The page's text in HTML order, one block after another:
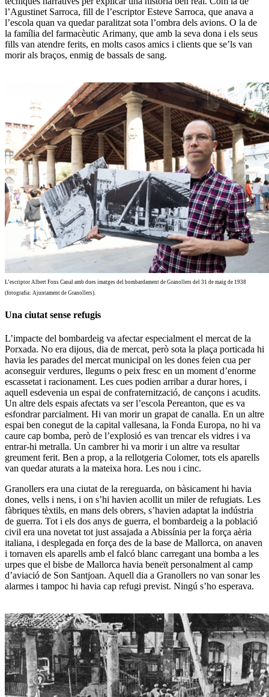
l’Agustinet Sarroca, fill de l’escriptorEsteve Sarroca, que anava a
l’escola quan va quedar paralitzat sota l’ombra dels avions. O la de
la família del farmacèutic Arimany, que amb la seva dona i els seus
fills van atendre ferits, en molts casos amics i clients que se’ls van
morir als braços, enmig de bassals de sang.
L’escriptor Albert Fons Canal amb dues imatges del bombardament de Granollers del 31 de maig de 1938
(fotografia: Ajuntament de Granollers).
Una ciutat sense refugis
L’impacte del bombardeig va afectar especialment el mercat de la
Porxada. No era dijous, dia de mercat, però sota la plaça porticada hi
havia les parades del mercat municipal on les dones feien cua per
aconseguir verdures, llegums o peix fresc en un moment d’enorme
escassetat i racionament. Les cues podien arribar a durar hores, i
aquell esdevenia un espai de confraternització, de cançons i acudits.
Un altre dels espais afectats va ser l’escola Pereanton, que es va
esfondrar parcialment. Hi van morir un grapat de canalla. En un altre
espai ben conegut de la capital vallesana, la Fonda Europa, no hi va
caure cap bomba, però de l’explosió es van trencar els vidres i va
entrar-hi metralla. Un cambrer hi va morir i un altre va resultar
greument ferit. Ben a prop, a la rellotgeria Colomer, tots els aparells
van quedar aturats a la mateixa hora. Les nou i cinc.
Granollers era una ciutat de la rereguarda, on bàsicament hi havia
dones, vells i nens, i on s’hi havien acollit un miler de refugiats. Les
fàbriques tèxtils, en mans dels obrers, s’havien adaptat la indústria
de guerra. Tot i els dos anys de guerra, el bombardeig a la població
civil era una novetat tot just assajada a Abissínia per la força aèria
italiana, i desplegada en força des de la base de Mallorca, on anaven
i tornaven els aparells amb el falcó blanc carregant una bomba a les
urpes que el bisbe de Mallorca havia beneït personalment al camp
d’aviació de Son Santjoan. Aquell dia a Granollers no van sonar les
alarmes i tampoc hi havia cap refugi previst. Ningú s’ho esperava.